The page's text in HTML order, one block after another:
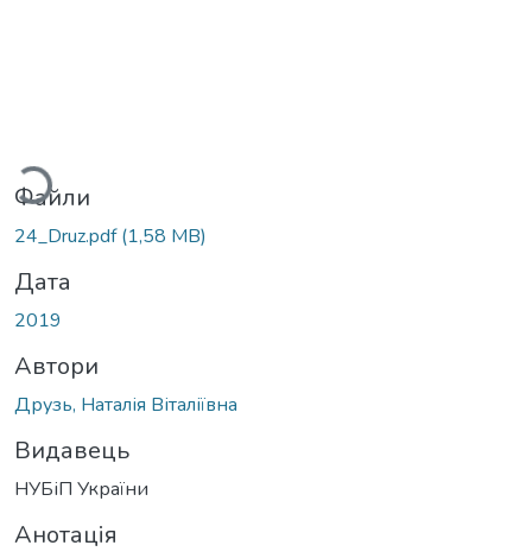
Вантажиться...
Файли
24_Druz.pdf(1,58 MB)
Дата
2019
Автори
Друзь, Наталія Віталіївна
Видавець
НУБіП України
Анотація